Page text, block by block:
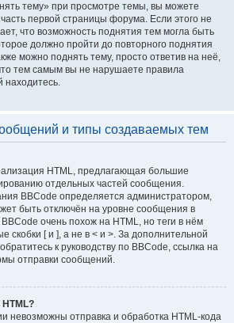
тему» при просмотре темы, вы можете
первой страницы форума. Если этого не
что возможность поднятия тем могла быть
должно пройти до повторного поднятия
можно поднять тему, просто ответив на неё,
тем самым вы не нарушаете правила
находитесь.
и типы создаваемых тем
HTML, предлагающая большие
отдельных частей сообщения.
BBCode определяется администратором,
быть отключён на уровне сообщения в
очень похож на HTML, но теги в нём
скобки [ и ], а не в < и >. За дополнительной
к руководству по BBCode, ссылка на
отправки сообщений.
невозможны отправка и обработка HTML-кода